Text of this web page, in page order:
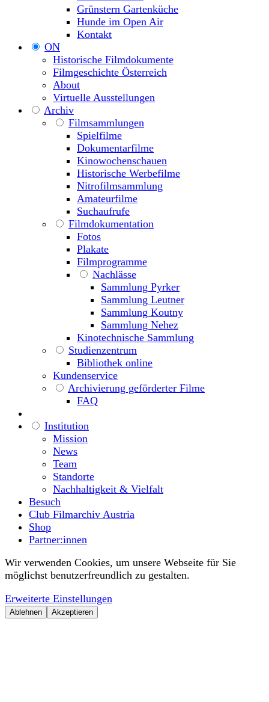
Grünstern Gartenküche
Hunde im Open Air
Kontakt
ON
Historische Filmdokumente
Filmgeschichte Österreich
About
Virtuelle Ausstellungen
Archiv
Filmsammlungen
Spielfilme
Dokumentarfilme
Kinowochenschauen
Historische Werbefilme
Nitrofilmsammlung
Amateurfilme
Suchaufrufe
Filmdokumentation
Fotos
Plakate
Filmprogramme
Nachlässe
Sammlung Pyrker
Sammlung Leutner
Sammlung Koutny
Sammlung Nehez
Kinotechnische Sammlung
Studienzentrum
Bibliothek online
Kundenservice
Archivierung geförderter Filme
FAQ
Institution
Mission
News
Team
Standorte
Nachhaltigkeit & Vielfalt
Besuch
Club Filmarchiv Austria
Shop
Partner:innen
Wir verwenden Cookies, um unsere Webseite für Sie
möglichst benutzerfreundlich zu gestalten.
Erweiterte Einstellungen
Ablehnen Akzeptieren